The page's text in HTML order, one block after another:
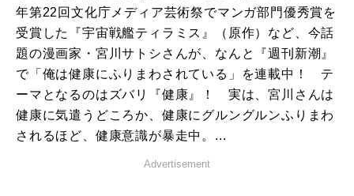
年第22回文化庁メディア芸術祭でマンガ部門優秀賞を
受賞した『宇宙戦艦ティラミス』（原作）など、今話
題の漫画家・宮川サトシさんが、なんと『週刊新潮』
で「俺は健康にふりまわされている」を連載中！ テ
ーマとなるのはズバリ『健康』！ 実は、宮川さんは
健康に気遣うどころか、健康にグルングルンふりまわ
されるほど、健康意識が暴走中。...
Advertisement